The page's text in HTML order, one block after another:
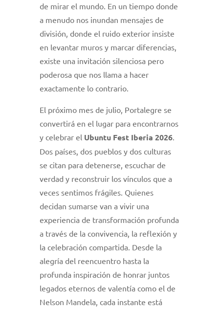
de mirar el mundo. En un tiempo donde
a menudo nos inundan mensajes de
división, donde el ruido exterior insiste
en levantar muros y marcar diferencias,
existe una invitación silenciosa pero
poderosa que nos llama a hacer
exactamente lo contrario.
El próximo mes de julio, Portalegre se
convertirá en el lugar para encontrarnos
y celebrar el Ubuntu Fest Iberia 2026.
Dos países, dos pueblos y dos culturas
se citan para detenerse, escuchar de
verdad y reconstruir los vínculos que a
veces sentimos frágiles. Quienes
decidan sumarse van a vivir una
experiencia de transformación profunda
a través de la convivencia, la reflexión y
la celebración compartida. Desde la
alegría del reencuentro hasta la
profunda inspiración de honrar juntos
legados eternos de valentía como el de
Nelson Mandela, cada instante está